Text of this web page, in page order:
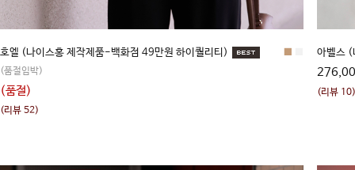
호엘 (나이스홍 제작제품-백화점 49만원 하이퀄리티)
(품절임박)
(품절)
(리뷰 52)
아벨스
(리뷰 10)